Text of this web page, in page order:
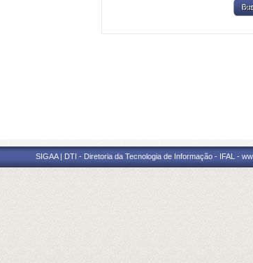
SIGAA | DTI - Diretoria da Tecnologia de Informação - IFAL -